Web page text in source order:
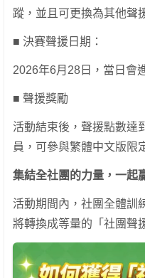
蹤，並且可更換為其他聲
■ 決賽聲援日期：
2026年6月28日，當日會
■ 聲援獎勵
活動結束後，聲援點數達
員，可參與繁體中文版限
集結全社團的力量，一起
活動期間內，社團全體訓
將轉換成等量的「社團聲